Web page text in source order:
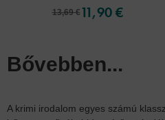
13,69 € 11,90 €
Bővebben...
A krimi irodalom egyes számú